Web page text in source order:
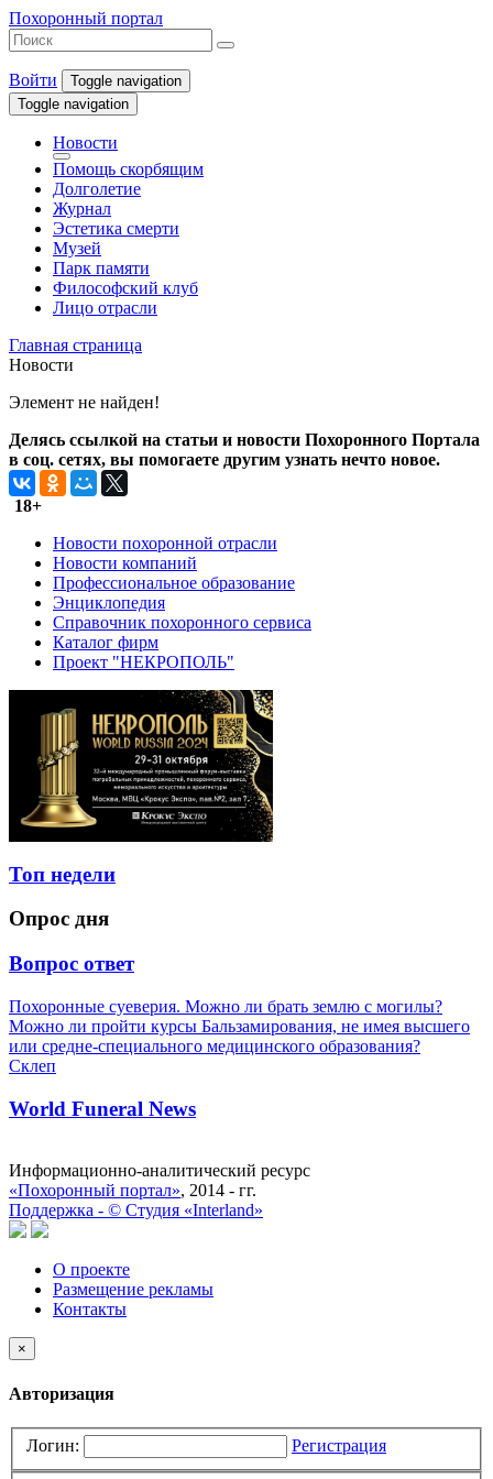
Похоронный портал
Войти
Toggle navigation
Toggle navigation
Новости
Помощь скорбящим
Долголетие
Журнал
Эстетика смерти
Музей
Парк памяти
Философский клуб
Лицо отрасли
Главная страница
Новости
Элемент не найден!
Делясь ссылкой на статьи и новости Похоронного Портала
в соц. сетях, вы помогаете другим узнать нечто новое.
18+
Новости похоронной отрасли
Новости компаний
Профессиональное образование
Энциклопедия
Справочник похоронного сервиса
Каталог фирм
Проект "НЕКРОПОЛЬ"
Топ недели
Опрос дня
Вопрос ответ
Похоронные суеверия. Можно ли брать землю с могилы?
Можно ли пройти курсы Бальзамирования, не имея высшего
или средне-специального медицинского образования?
Склеп
World Funeral News
Информационно-аналитический ресурс
«Похоронный портал», 2014 - гг.
Поддержка - © Cтудия «Interland»
О проекте
Размещение рекламы
Контакты
×
Авторизация
Логин: Регистрация